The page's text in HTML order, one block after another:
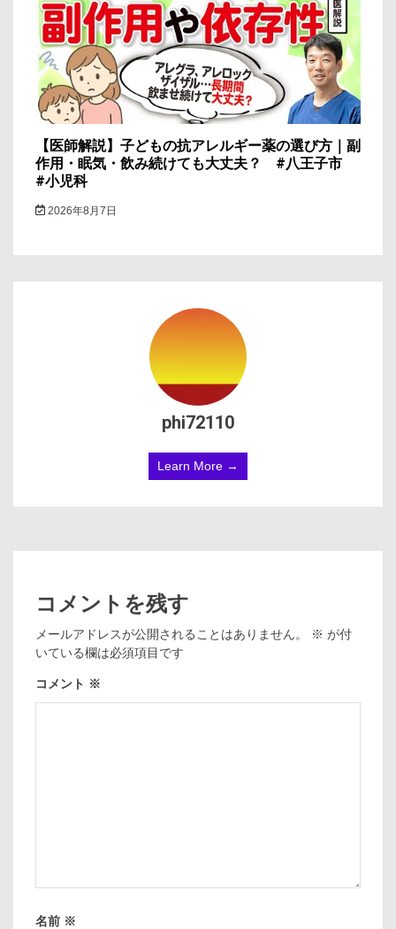
【医師解説】子どもの抗アレルギー薬の選び方｜副
作用・眠気・飲み続けても大丈夫？ #八王子市
#小児科
2026年8月7日
phi72110
Learn More →
コメントを残す
メールアドレスが公開されることはありません。 ※ が付
いている欄は必須項目です
コメント ※
名前 ※